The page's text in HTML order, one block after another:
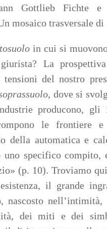
Gottlieb Fichte
mosaico trasversale
in cui si
La prospettiva
del nostro
, dove si
producono,
le frontiere e
della automatica e
uno specifico
(p. 10). Troviamo
il grande
nascosto
dei miti e dei